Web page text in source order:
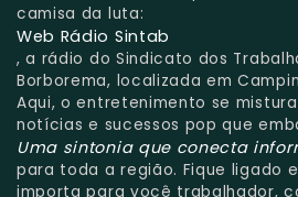
camisa da luta:
Web Rádio Sintab
, a rádio do Sindicato dos
Borborema, localizada em
Aqui, o entretenimento se
notícias e sucessos pop que
Uma sintonia que conecta
para toda a região. Fique ligado
importa para você trabalhador,